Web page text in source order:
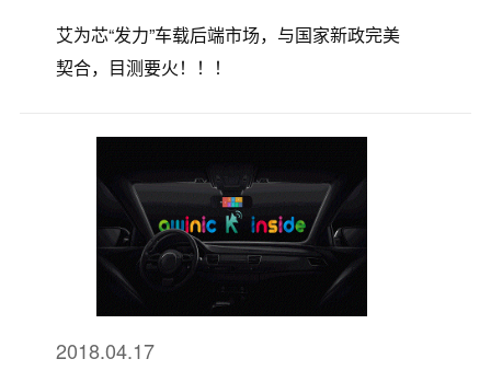
艾为芯“发力”车载后端市场，与国家新政完美
契合，目测要火！！！
2018.04.17